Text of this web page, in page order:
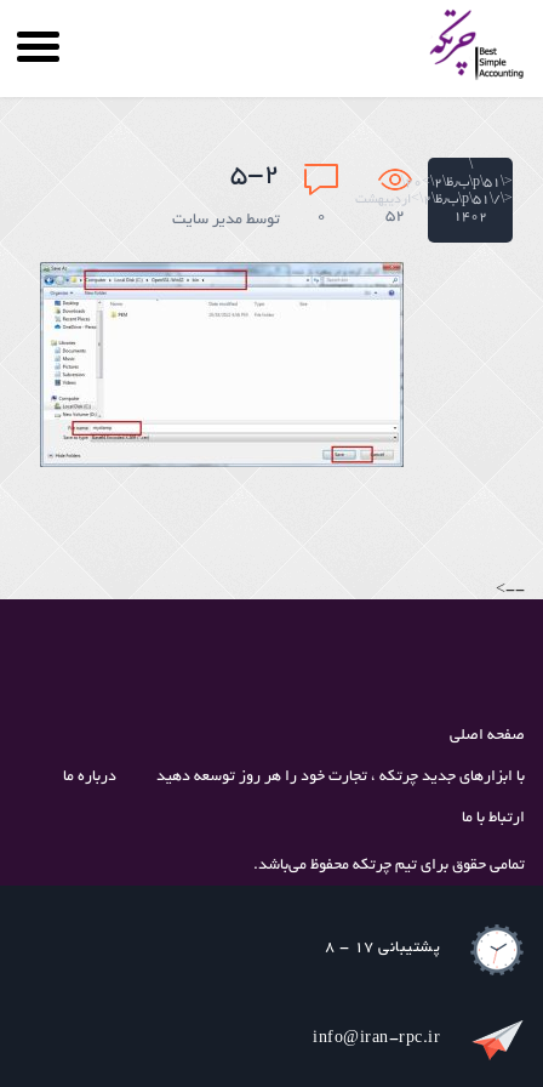
\
<\۵۱\p\ب٫ظ\۲\>۲۰\
<\/\۵۱\p\ب٫ظ\۲\>اردیبهشت
۱۴۰۲
52 ۰
۵-۲
توسط مدیر سایت
-->
صفحه اصلی
با ابزارهای جدید چرتکه ، تجارت خود را هر روز توسعه دهید درباره ما
ارتباط با ما
تمامی حقوق برای تیم چرتکه محفوظ می‌باشد.
پشتیبانی 17 - 8
info@iran-rpc.ir